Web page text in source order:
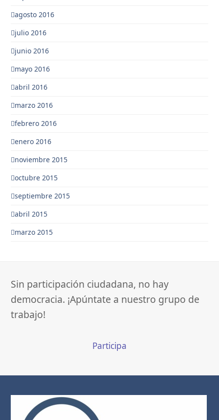
agosto 2016
julio 2016
junio 2016
mayo 2016
abril 2016
marzo 2016
febrero 2016
enero 2016
noviembre 2015
octubre 2015
septiembre 2015
abril 2015
marzo 2015
Sin participación ciudadana, no hay
democracia. ¡Apúntate a nuestro grupo de
trabajo!
Participa